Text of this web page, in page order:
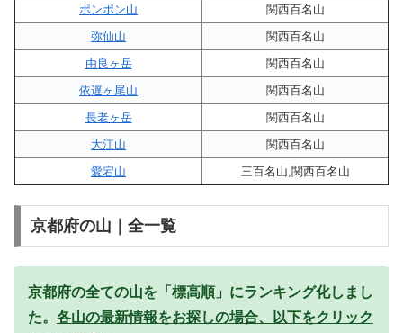
ポンポン山
関西百名山
弥仙山
関西百名山
由良ヶ岳
関西百名山
依遅ヶ尾山
関西百名山
長老ヶ岳
関西百名山
大江山
関西百名山
愛宕山
三百名山,関西百名山
京都府の山｜全一覧
京都府の全ての山を「標高順」にランキング化しまし
た。 各山の最新情報をお探しの場合、以下をクリック